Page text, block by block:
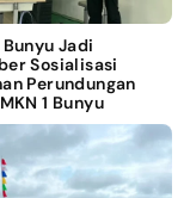
Jadi
Sosialisasi
Perundungan
1 Bunyu